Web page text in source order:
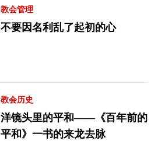
教会管理
不要因名利乱了起初的心
教会历史
洋镜头里的平和——《百年前的
平和》一书的来龙去脉